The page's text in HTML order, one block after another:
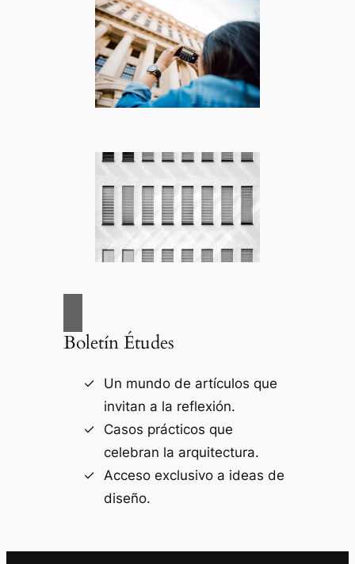
Boletín Études
Un mundo de artículos que
invitan a la reflexión.
Casos prácticos que
celebran la arquitectura.
Acceso exclusivo a ideas de
diseño.